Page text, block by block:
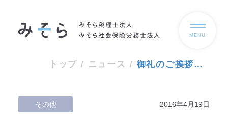
MENU
トップ / ニュース / 御礼のご挨拶（開業25周年）
その他 2016年4月19日